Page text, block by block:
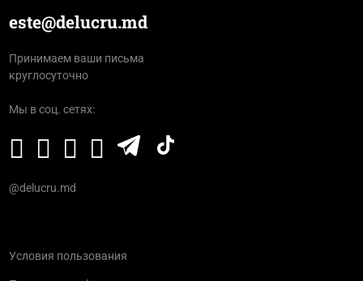
este@delucru.md
Принимаем ваши письма
круглосуточно
Мы в соц. сетях:
@delucru.md
Условия пользования